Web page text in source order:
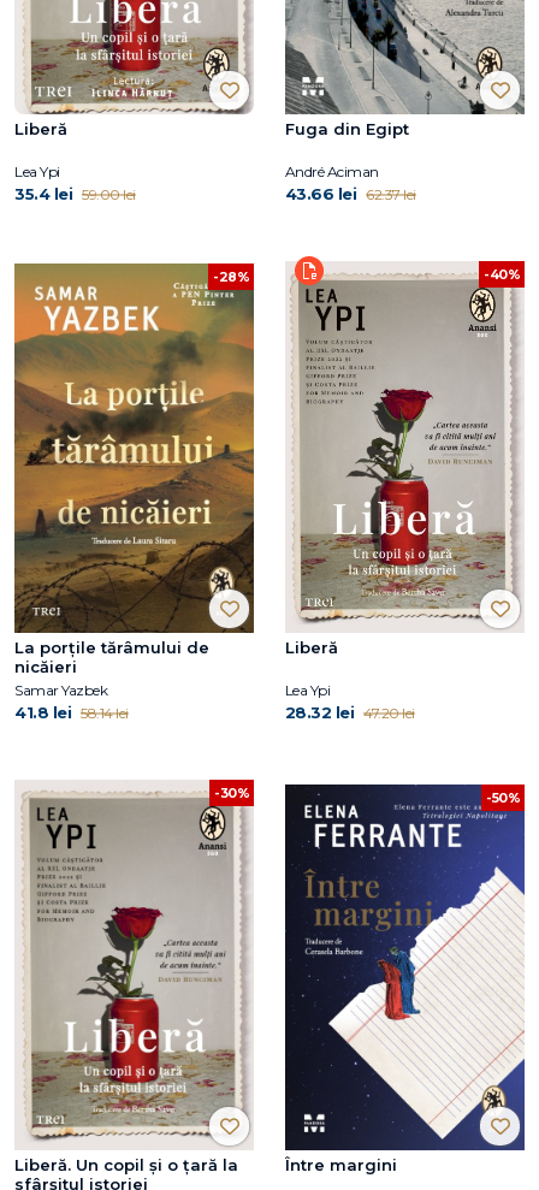
Liberă
Lea Ypi
35.4 lei 59.00 lei
Fuga din Egipt
André Aciman
43.66 lei 62.37 lei
-28%
La porțile tărâmului de
nicăieri
Samar Yazbek
41.8 lei 58.14 lei
-40%
Liberă
Lea Ypi
28.32 lei 47.20 lei
-30%
Liberă. Un copil și o țară la
sfârșitul istoriei
-50%
Între margini